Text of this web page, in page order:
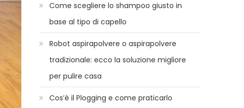
Come scegliere lo shampoo giusto in
base al tipo di capello
Robot aspirapolvere o aspirapolvere
tradizionale: ecco la soluzione migliore
per pulire casa
Cos’è il Plogging e come praticarlo